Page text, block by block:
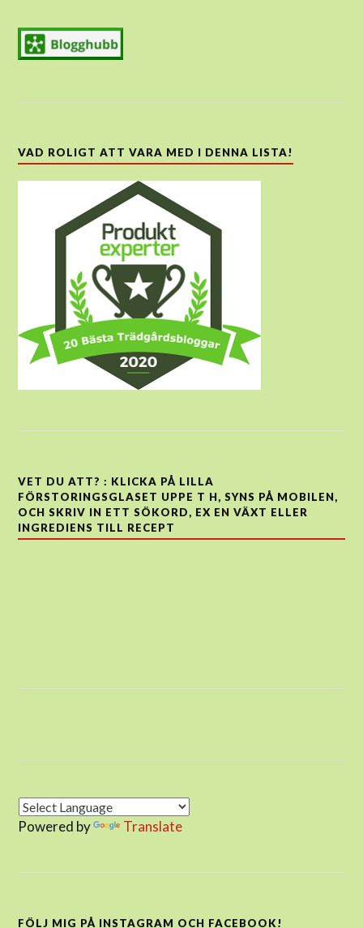
VAD ROLIGT ATT VARA MED I DENNA LISTA!
VET DU ATT? : KLICKA PÅ LILLA
FÖRSTORINGSGLASET UPPE T H, SYNS PÅ MOBILEN,
OCH SKRIV IN ETT SÖKORD, EX EN VÄXT ELLER
INGREDIENS TILL RECEPT
Powered by Translate
FÖLJ MIG PÅ INSTAGRAM OCH FACEBOOK!